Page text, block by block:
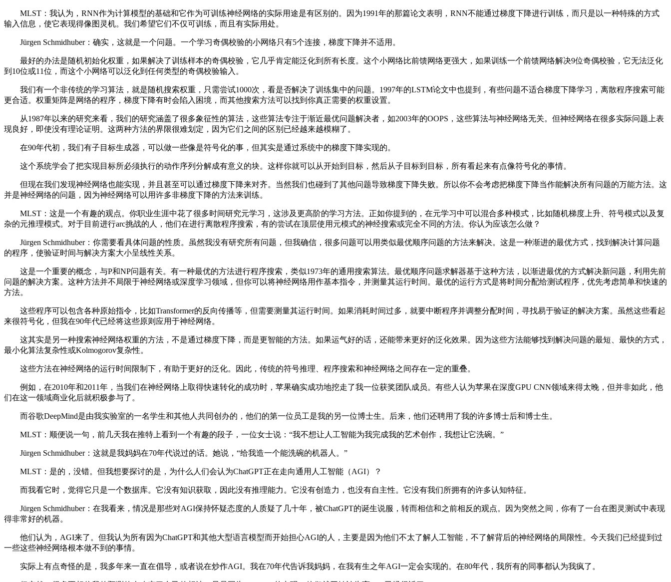
MLST：我认为，RNN作为计算模型的基础和它作为可训练神经网络的实际用途是有区别的。因为1991年的那篇论文表明，RNN不能通过梯度下降进行训练，而只是以一种特殊的方式
输入信息，使它表现得像图灵机。我们希望它们不仅可训练，而且有实际用处。
Jürgen Schmidhuber：确实，这就是一个问题。一个学习奇偶校验的小网络只有5个连接，梯度下降并不适用。
最好的办法是随机初始化权重，如果解决了训练样本的奇偶校验，它几乎肯定能泛化到所有长度。这个小网络比前馈网络更强大，如果训练一个前馈网络解决9位奇偶校验，它无法泛化
到10位或11位，而这个小网络可以泛化到任何类型的奇偶校验输入。
我们有一个非传统的学习算法，就是随机搜索权重，只需尝试1000次，看是否解决了训练集中的问题。1997年的LSTM论文中也提到，有些问题不适合梯度下降学习，离散程序搜索可能
更合适。权重矩阵是网络的程序，梯度下降有时会陷入困境，而其他搜索方法可以找到你真正需要的权重设置。
从1987年以来的研究来看，我们的研究涵盖了很多象征性的算法，这些算法专注于渐近最优问题解决者，如2003年的OOPS，这些算法与神经网络无关。但神经网络在很多实际问题上表
现良好，即使没有理论证明。这两种方法的界限很难划定，因为它们之间的区别已经越来越模糊了。
在90年代初，我们有子目标生成器，可以做一些像是符号化的事，但其实是通过系统中的梯度下降实现的。
这个系统学会了把实现目标所必须执行的动作序列分解成有意义的块。这样你就可以从开始到目标，然后从子目标到目标，所有看起来有点像符号化的事情。
但现在我们发现神经网络也能实现，并且甚至可以通过梯度下降来对齐。当然我们也碰到了其他问题导致梯度下降失败。所以你不会考虑把梯度下降当作能解决所有问题的万能方法。这
并是神经网络的问题，因为神经网络可以用许多非梯度下降的方法来训练。
MLST：这是一个有趣的观点。你职业生涯中花了很多时间研究元学习，这涉及更高阶的学习方法。正如你提到的，在元学习中可以混合多种模式，比如随机梯度上升、符号模式以及复
杂的元推理模式。对于目前进行arc挑战的人，他们在进行离散程序搜索，有的尝试在顶层使用元模式的神经搜索或完全不同的方法。你认为应该怎么做？
Jürgen Schmidhuber：你需要看具体问题的性质。虽然我没有研究所有问题，但我确信，很多问题可以用类似最优顺序问题的方法来解决。这是一种渐进的最优方式，找到解决计算问题
的程序，使验证时间与解决方案大小呈线性关系。
这是一个重要的概念，与P和NP问题有关。有一种最优的方法进行程序搜索，类似1973年的通用搜索算法。最优顺序问题求解器基于这种方法，以渐进最优的方式解决新问题，利用先前
问题的解决方案。这种方法并不局限于神经网络或深度学习领域，但你可以将神经网络用作基本指令，并测量其运行时间。最优的运行方式是将时间分配给测试程序，优先考虑简单和快速的
方法。
这些程序可以包含各种原始指令，比如Transformer的反向传播等，但需要测量其运行时间。如果消耗时间过多，就要中断程序并调整分配时间，寻找易于验证的解决方案。虽然这些看起
来很符号化，但我在90年代已经将这些原则应用于神经网络。
这其实是另一种搜索神经网络权重的方法，不是通过梯度下降，而是更智能的方法。如果运气好的话，还能带来更好的泛化效果。因为这些方法能够找到解决问题的最短、最快的方式，
最小化算法复杂性或Kolmogorov复杂性。
这些方法在神经网络的运行时间限制下，有助于更好的泛化。因此，传统的符号推理、程序搜索和神经网络之间存在一定的重叠。
例如，在2010年和2011年，当我们在神经网络上取得快速转化的成功时，苹果确实成功地挖走了我一位获奖团队成员。有些人认为苹果在深度GPU CNN领域来得太晚，但并非如此，他
们在这一领域商业化后就积极参与了。
而谷歌DeepMind是由我实验室的一名学生和其他人共同创办的，他们的第一位员工是我的另一位博士生。后来，他们还聘用了我的许多博士后和博士生。
MLST：顺便说一句，前几天我在推特上看到一个有趣的段子，一位女士说：“我不想让人工智能为我完成我的艺术创作，我想让它洗碗。”
Jürgen Schmidhuber：这就是我妈妈在70年代说过的话。她说，“给我造一个能洗碗的机器人。”
MLST：是的，没错。但我想要探讨的是，为什么人们会认为ChatGPT正在走向通用人工智能（AGI）？
而我看它时，觉得它只是一个数据库。它没有知识获取，因此没有推理能力。它没有创造力，也没有自主性。它没有我们所拥有的许多认知特征。
Jürgen Schmidhuber：在我看来，情况是那些对AGI保持怀疑态度的人质疑了几十年，被ChatGPT的诞生说服，转而相信和之前相反的观点。因为突然之间，你有了一台在图灵测试中表现
得非常好的机器。
他们认为，AGI来了。但我认为所有因为ChatGPT和其他大型语言模型而开始担心AGI的人，主要是因为他们不太了解人工智能，不了解背后的神经网络的局限性。今天我们已经提到过
一些这些神经网络根本做不到的事情。
实际上有点奇怪的是，我多年来一直在倡导，或者说在炒作AGI。我在70年代告诉我妈妈，在我有生之年AGI一定会实现的。在80年代，我所有的同事都认为我疯了。